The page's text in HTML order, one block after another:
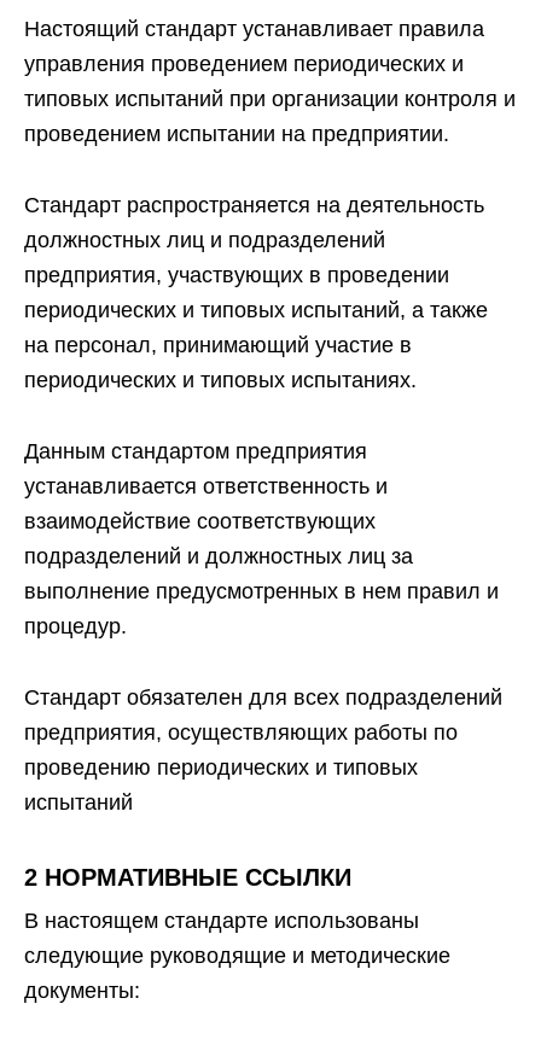
Настоящий стандарт устанавливает правила
управления проведением периодических и
типовых испытаний при организации контроля и
проведением испытании на предприятии.
Стандарт распространяется на деятельность
должностных лиц и подразделений
предприятия, участвующих в проведении
периодических и типовых испытаний, а также
на персонал, принимающий участие в
периодических и типовых испытаниях.
Данным стандартом предприятия
устанавливается ответственность и
взаимодействие соответствующих
подразделений и должностных лиц за
выполнение предусмотренных в нем правил и
процедур.
Стандарт обязателен для всех подразделений
предприятия, осуществляющих работы по
проведению периодических и типовых
испытаний
2 НОРМАТИВНЫЕ ССЫЛКИ
В настоящем стандарте использованы
следующие руководящие и методические
документы: